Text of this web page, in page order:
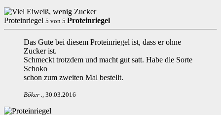
Proteinriegel 5 von 5 Proteinriegel
Das Gute bei diesem Proteinriegel ist, dass er ohne
Zucker ist.
Schmeckt trotzdem und macht gut satt. Habe die Sorte
Schoko
schon zum zweiten Mal bestellt.
Böker ., 30.03.2016